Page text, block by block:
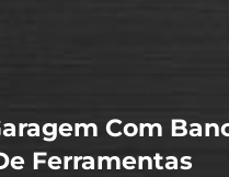
Com
Ferramentas